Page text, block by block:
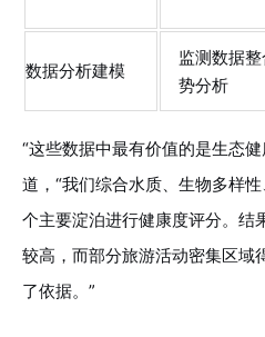
数据分析建模
监测数据
势分析
“这些数据中最有价值的是生态
道，“我们综合水质、生物多样
个主要淀泊进行健康度评分。结
较高，而部分旅游活动密集区域
了依据。”